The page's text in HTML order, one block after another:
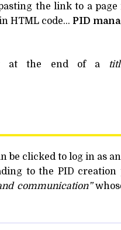
the link to a
HTMLcode… PID
at the end of a
be clicked to log in as
to the PID creation
communication”